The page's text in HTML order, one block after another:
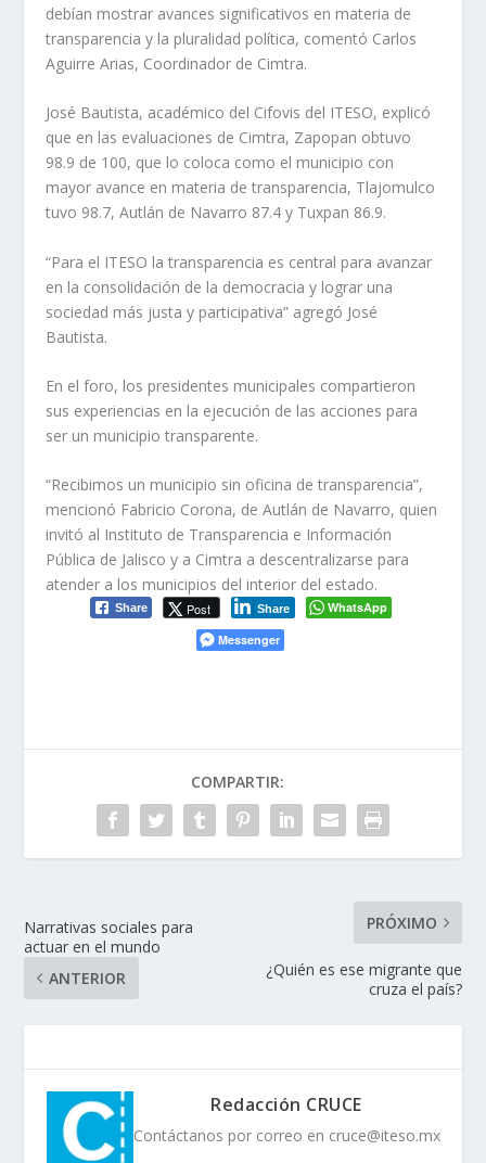
debían mostrar avances significativos en materia de
transparencia y la pluralidad política, comentó Carlos
Aguirre Arias, Coordinador de Cimtra.
José Bautista, académico del Cifovis del ITESO, explicó
que en las evaluaciones de Cimtra, Zapopan obtuvo
98.9 de 100, que lo coloca como el municipio con
mayor avance en materia de transparencia, Tlajomulco
tuvo 98.7, Autlán de Navarro 87.4 y Tuxpan 86.9.
“Para el ITESO la transparencia es central para avanzar
en la consolidación de la democracia y lograr una
sociedad más justa y participativa” agregó José
Bautista.
En el foro, los presidentes municipales compartieron
sus experiencias en la ejecución de las acciones para
ser un municipio transparente.
“Recibimos un municipio sin oficina de transparencia”,
mencionó Fabricio Corona, de Autlán de Navarro, quien
invitó al Instituto de Transparencia e Información
Pública de Jalisco y a Cimtra a descentralizarse para
atender a los municipios del interior del estado.
Share Post Share
WhatsApp
Messenger
COMPARTIR:
Narrativas sociales para
actuar en el mundo
ANTERIOR
PRÓXIMO
¿Quién es ese migrante que
cruza el país?
Redacción CRUCE
Contáctanos por correo en cruce@iteso.mx